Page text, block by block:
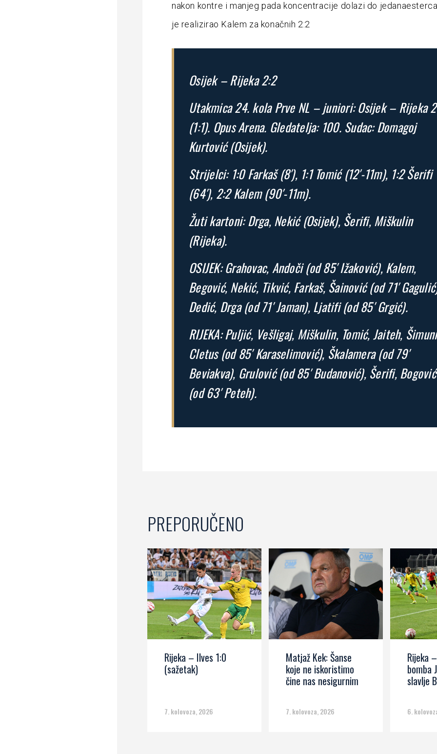
nakon kontre i manjeg pada koncentracije dolazi do
je realizirao Kalem za konačnih 2:2
Osijek – Rijeka 2:2
Utakmica 24. kola Prve NL – juniori: Osijek – Rijeka
(1:1). Opus Arena. Gledatelja: 100. Sudac: Domagoj
Kurtović (Osijek).
Strijelci: 1:0 Farkaš (8′), 1:1 Tomić (12′-11m), 1:2 Šerifi
(64′), 2:2 Kalem (90′-11m).
Žuti kartoni: Drga, Nekić (Osijek), Šerifi, Miškulin
(Rijeka).
OSIJEK: Grahovac, Andoči (od 85′ Ižaković), Kalem,
Begović, Nekić, Tikvić, Farkaš, Šainović (od 71′
Dedić, Drga (od 71′ Jaman), Ljatifi (od 85′ Grgić).
RIJEKA: Puljić, Vešligaj, Miškulin, Tomić, Jaiteh,
Cletus (od 85′ Karaselimović), Škalamera (od 79′
Beviakva), Grulović (od 85′ Budanović), Šerifi, Bogović
(od 63′ Peteh).
PREPORUČENO
Rijeka – Ilves 1:0
(sažetak)
7. kolovoza, 2026
Matjaž Kek: Šanse
koje ne iskoristimo
čine nas nesigurnim
7. kolovoza, 2026
Rijeka
bomba
slavlje
6.